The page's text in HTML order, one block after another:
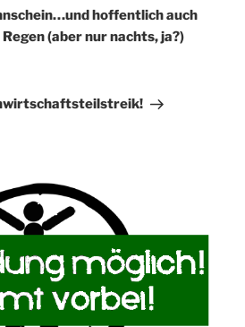
hoffentlich auch
(aber nur nachts, ja?)